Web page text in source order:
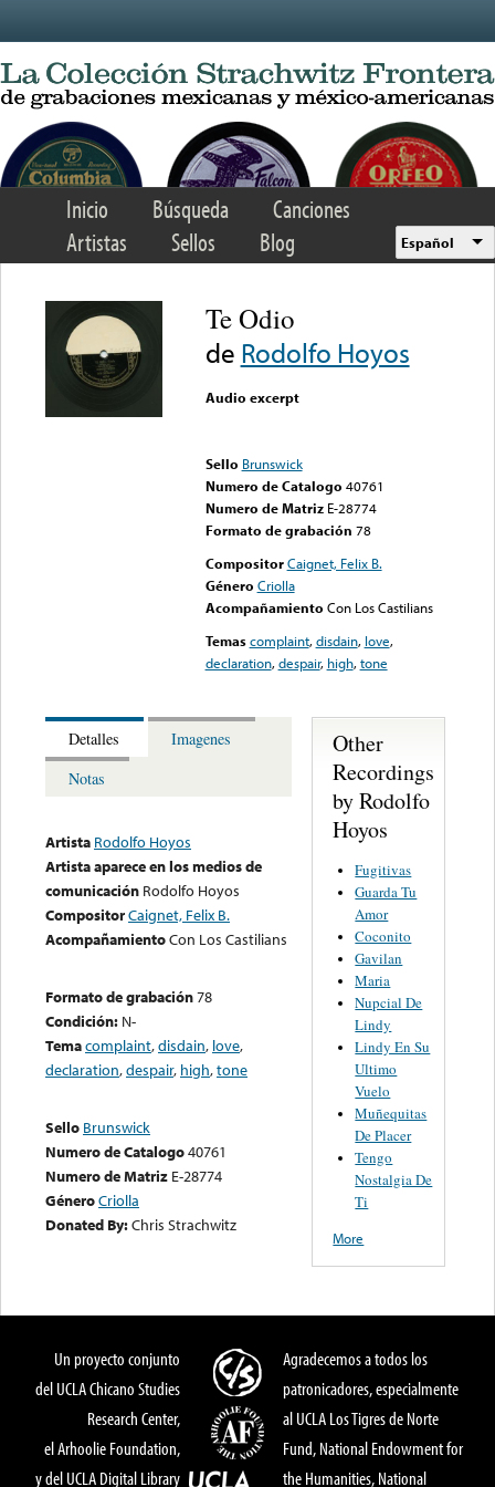
Inicio Búsqueda
Canciones
Artistas
Sellos Blog Español
Te Odio
de Rodolfo Hoyos
Audio excerpt
Sello Brunswick
Numero de Catalogo 40761
Numero de Matriz E-28774
Formato de grabación 78
Compositor Caignet, Felix B.
Género Criolla
Acompañamiento Con Los Castilians
Temas complaint,disdain, love,
declaration,despair, high,tone
Detalles
Imagenes
Notas
Artista Rodolfo Hoyos
Artista aparece en los medios de
comunicación Rodolfo Hoyos
CompositorCaignet, Felix B.
AcompañamientoCon Los Castilians
Formato de grabación78
Condición: N-
Temacomplaint,disdain, love,
declaration,despair, high,tone
Sello Brunswick
Numero de Catalogo40761
Numero de Matriz E-28774
GéneroCriolla
Donated By:Chris Strachwitz
Other
Recordings
by Rodolfo
Hoyos
Fugitivas
Guarda Tu
Amor
Coconito
Gavilan
Maria
Nupcial De
Lindy
Lindy En Su
Ultimo
Vuelo
Muñequitas
De Placer
Tengo
Nostalgia De
Ti
More
Un proyecto conjunto
del UCLA Chicano Studies
Research Center,
el Arhoolie Foundation,
y del UCLA Digital Library
Agradecemos a todos los
patronicadores, especialmente
al UCLA Los Tigres de Norte
Fund, National Endowment for
the Humanities, National